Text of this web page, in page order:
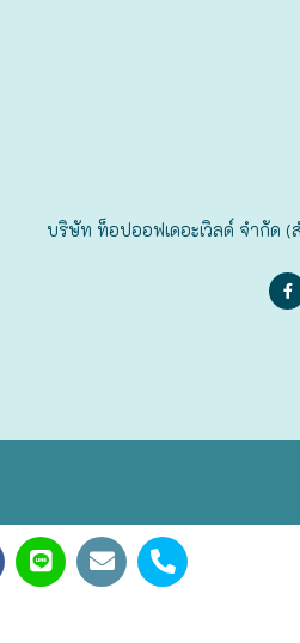
บริษัท ท็อปออฟเดอะเวิลด์ จำกัด (